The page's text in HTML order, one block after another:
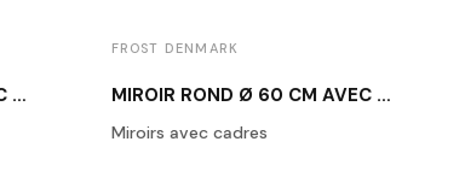
ETAGÈRE DE DOUCHE BLANC N1937-W
FROST DENMARK
MIROIR ROND Ø 60 CM AVEC CADRE BLANC FROST U4130-W
Miroirs avec cadres